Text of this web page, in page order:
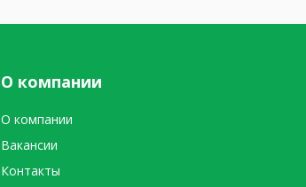
О компании
О компании
Вакансии
Контакты